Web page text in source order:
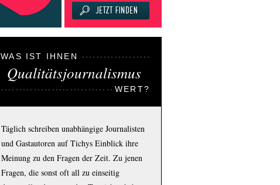
WAS IST IHNEN
Qualitätsjournalismus
WERT?
Täglich schreiben unabhängige Journalisten
und Gastautoren auf Tichys Einblick ihre
Meinung zu den Fragen der Zeit. Zu jenen
Fragen, die sonst oft all zu einseitig